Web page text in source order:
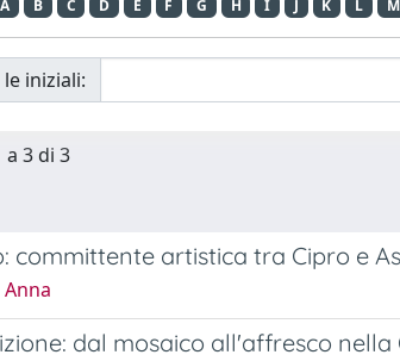
A B C D E F G H I J K L M
iniziali:
3 di 3
committente artistica tra Cipro e
dal mosaico all'affresco